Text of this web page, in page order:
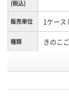
(税込)
販売単位 1ケース
種類 きのこ